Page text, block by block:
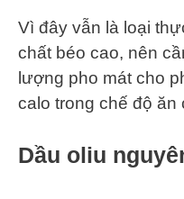
Vì đây vẫn là loại
chất béo cao, nên
lượng pho mát cho
calo trong chế độ ăn
Dầu oliu